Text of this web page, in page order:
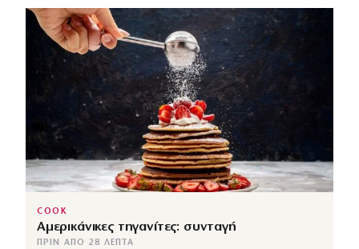
COOK
Αμερικάνικες τηγανίτες: συνταγή
ΠΡΙΝ ΑΠΌ 28 ΛΕΠΤΆ